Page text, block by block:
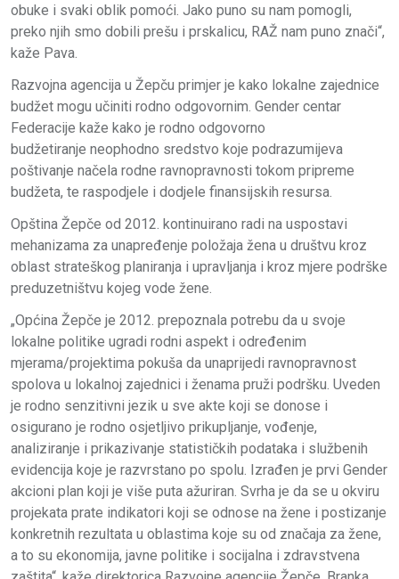
obuke i svaki oblik pomoći. Jako puno su nam pomogli,
preko njih smo dobili prešu i prskalicu, RAŽ nam puno znači“,
kaže Pava.
Razvojna agencija u Žepču primjer je kako lokalne zajednice
budžet mogu učiniti rodno odgovornim. Gender centar
Federacije kaže kako je rodno odgovorno
budžetiranje neophodno sredstvo koje podrazumijeva
poštivanje načela rodne ravnopravnosti tokom pripreme
budžeta, te raspodjele i dodjele finansijskih resursa.
Opština Žepče od 2012. kontinuirano radi na uspostavi
mehanizama za unapređenje položaja žena u društvu kroz
oblast strateškog planiranja i upravljanja i kroz mjere podrške
preduzetništvu kojeg vode žene.
„Općina Žepče je 2012. prepoznala potrebu da u svoje
lokalne politike ugradi rodni aspekt i određenim
mjerama/projektima pokuša da unaprijedi ravnopravnost
spolova u lokalnoj zajednici i ženama pruži podršku. Uveden
je rodno senzitivni jezik u sve akte koji se donose i
osigurano je rodno osjetljivo prikupljanje, vođenje,
analiziranje i prikazivanje statističkih podataka i službenih
evidencija koje je razvrstano po spolu. Izrađen je prvi Gender
akcioni plan koji je više puta ažuriran. Svrha je da se u okviru
projekata prate indikatori koji se odnose na žene i postizanje
konkretnih rezultata u oblastima koje su od značaja za žene,
a to su ekonomija, javne politike i socijalna i zdravstvena